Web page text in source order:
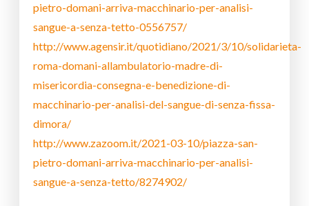
pietro-domani-arriva-macchinario-per-analisi-
sangue-a-senza-tetto-0556757/
http://www.agensir.it/quotidiano/2021/3/10/solidarieta-
roma-domani-allambulatorio-madre-di-
misericordia-consegna-e-benedizione-di-
macchinario-per-analisi-del-sangue-di-senza-fissa-
dimora/
http://www.zazoom.it/2021-03-10/piazza-san-
pietro-domani-arriva-macchinario-per-analisi-
sangue-a-senza-tetto/8274902/